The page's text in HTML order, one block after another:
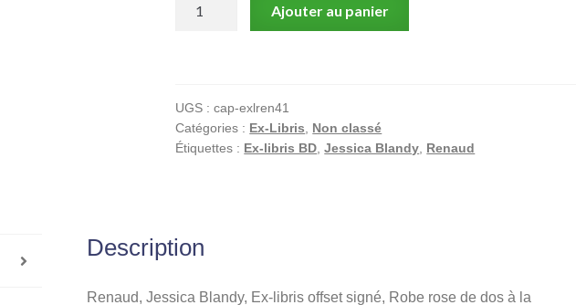
Ex-
libris
offset
de
à
Ajouter au panier
UGS :cap-exlren41
Catégories : Ex-Libris
Non classé
Étiquettes : Ex-libris BD ,Jessica Blandy Renaud
Description
Renaud, Jessica Blandy, Ex-libris offset signé, Robe rose de dos à la